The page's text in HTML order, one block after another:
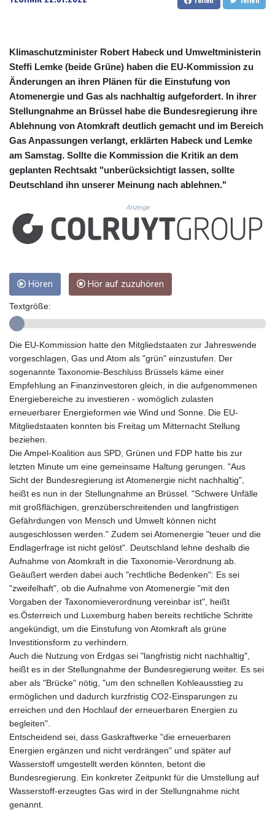
CUC 1.156136
DJF 205.267449
DKK 7.477932
DOP 67.289164
DZD 152.967099
EGP 57.293288
ERN 17.342035
ETB 186.049588
FJD 2.553384
FKP 0.8566
GBP 0.858527
GEL 3.017966
GGP 0.8566
GHS 13.526832
GIP 0.8566
GTQ 8.794891
GYD 241.157003
HRK 7.536622
HTG 150.718127
HUF 363.096405
IDR 20580.370421
ILS 3.468234
IMP 0.8566
INR 110.076256
IQD 1509.981237
1590322.371805
ISK 142.598215
JEP 0.8566
JMD 183.057725
JOD 0.819746
JPY 182.445186
KES 149.158147
KGS 101.104505
KHR 4681.941823
KMF 492.514185
KRW 1627.677557
KWD 0.356853
KYD 0.960588
KZT 540.233287
LBP
103223.017367
LKR 386.635196
LRD 208.057415
LSL 18.726567
LVL 0.699335
LYD 7.331909
MAD 10.743067
MDL 20.044751
MGA 4918.938878
Klimaschutzminister Robert Habeck und Umweltministerin
Steffi Lemke (beide Grüne) haben die EU-Kommission zu
Änderungen an ihren Plänen für die Einstufung von
Atomenergie und Gas als nachhaltig aufgefordert. In ihrer
Stellungnahme an Brüssel habe die Bundesregierung ihre
Ablehnung von Atomkraft deutlich gemacht und im Bereich
Gas Anpassungen verlangt, erklärten Habeck und Lemke
am Samstag. Sollte die Kommission die Kritik an dem
geplanten Rechtsakt "unberücksichtigt lassen, sollte
Deutschland ihn unserer Meinung nach ablehnen."
Anzeige
Hören Hör auf zuzuhören
Textgröße:
Die EU-Kommission hatte den Mitgliedstaaten zur Jahreswende
vorgeschlagen, Gas und Atom als "grün" einzustufen. Der
sogenannte Taxonomie-Beschluss Brüssels käme einer
Empfehlung an Finanzinvestoren gleich, in die aufgenommenen
Energiebereiche zu investieren - womöglich zulasten
erneuerbarer Energieformen wie Wind und Sonne. Die EU-
Mitgliedstaaten konnten bis Freitag um Mitternacht Stellung
beziehen.
Die Ampel-Koalition aus SPD, Grünen und FDP hatte bis zur
letzten Minute um eine gemeinsame Haltung gerungen. "Aus
Sicht der Bundesregierung ist Atomenergie nicht nachhaltig",
heißt es nun in der Stellungnahme an Brüssel. "Schwere Unfälle
mit großflächigen, grenzüberschreitenden und langfristigen
Gefährdungen von Mensch und Umwelt können nicht
ausgeschlossen werden." Zudem sei Atomenergie "teuer und die
Endlagerfrage ist nicht gelöst". Deutschland lehne deshalb die
Aufnahme von Atomkraft in die Taxonomie-Verordnung ab.
Geäußert werden dabei auch "rechtliche Bedenken": Es sei
"zweifelhaft", ob die Aufnahme von Atomenergie "mit den
Vorgaben der Taxonomieverordnung vereinbar ist", heißt
es.Österreich und Luxemburg haben bereits rechtliche Schritte
angekündigt, um die Einstufung von Atomkraft als grüne
Investitionsform zu verhindern.
Auch die Nutzung von Erdgas sei "langfristig nicht nachhaltig",
heißt es in der Stellungnahme der Bundesregierung weiter. Es sei
aber als "Brücke" nötig, "um den schnellen Kohleausstieg zu
ermöglichen und dadurch kurzfristig CO2-Einsparungen zu
erreichen und den Hochlauf der erneuerbaren Energien zu
begleiten".
Entscheidend sei, dass Gaskraftwerke "die erneuerbaren
Energien ergänzen und nicht verdrängen" und später auf
Wasserstoff umgestellt werden könnten, betont die
Bundesregierung. Ein konkreter Zeitpunkt für die Umstellung auf
Wasserstoff-erzeugtes Gas wird in der Stellungnahme nicht
genannt.